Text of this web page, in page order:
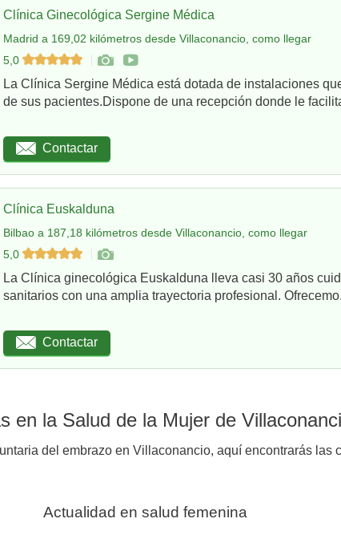
Clínica Ginecológica Sergine Médica
Madrid a 169,02 kilómetros desde Villaconancio, como llegar
5,0
La Clínica Sergine Médica está dotada de instalaciones
de sus pacientes.Dispone de una recepción donde le
Contactar
Clínica Euskalduna
Bilbao a 187,18 kilómetros desde Villaconancio, como llegar
5,0
La Clínica ginecológica Euskalduna lleva casi 30 años
sanitarios con una amplia trayectoria profesional.
Contactar
en la Salud de la Mujer de
del embrazo en Villaconancio, aquí encontrarás las
Actualidad en salud femenina